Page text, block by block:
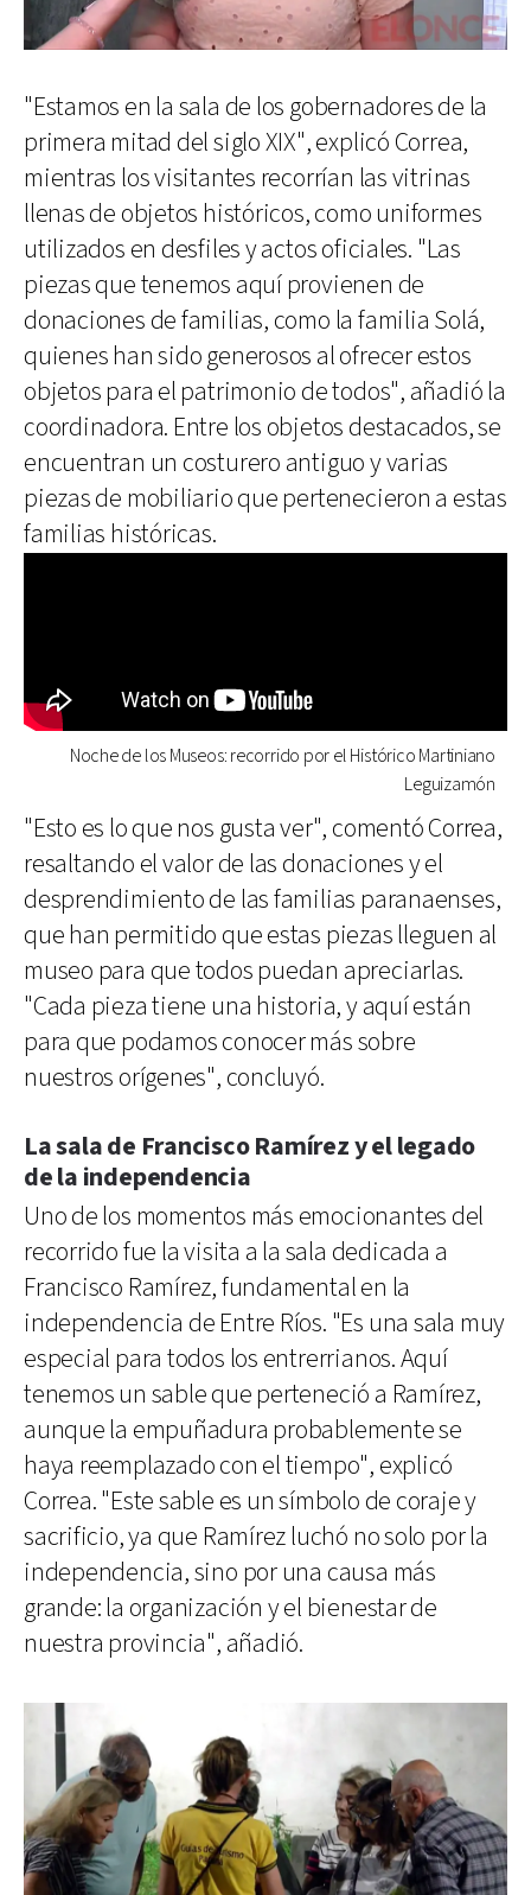
"Estamos en la sala de los gobernadores de la
primera mitad del siglo XIX", explicó Correa,
mientras los visitantes recorrían las vitrinas
llenas de objetos históricos, como uniformes
utilizados en desfiles y actos oficiales. "Las
piezas que tenemos aquí provienen de
donaciones de familias, como la familia Solá,
quienes han sido generosos al ofrecer estos
objetos para el patrimonio de todos", añadió la
coordinadora. Entre los objetos destacados, se
encuentran un costurero antiguo y varias
piezas de mobiliario que pertenecieron a estas
familias históricas.
Noche de los Museos: recorrido por el Histórico Martiniano
Leguizamón
"Esto es lo que nos gusta ver", comentó Correa,
resaltando el valor de las donaciones y el
desprendimiento de las familias paranaenses,
que han permitido que estas piezas lleguen al
museo para que todos puedan apreciarlas.
"Cada pieza tiene una historia, y aquí están
para que podamos conocer más sobre
nuestros orígenes", concluyó.
La sala de Francisco Ramírez y el legado
de la independencia
Uno de los momentos más emocionantes del
recorrido fue la visita a la sala dedicada a
Francisco Ramírez, fundamental en la
independencia de Entre Ríos. "Es una sala muy
especial para todos los entrerrianos. Aquí
tenemos un sable que perteneció a Ramírez,
aunque la empuñadura probablemente se
haya reemplazado con el tiempo", explicó
Correa. "Este sable es un símbolo de coraje y
sacrificio, ya que Ramírez luchó no solo por la
independencia, sino por una causa más
grande: la organización y el bienestar de
nuestra provincia", añadió.